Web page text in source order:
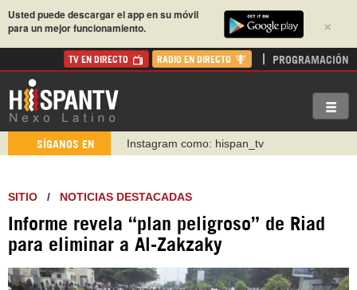
×
Usted puede descargar el app en su móvil
para un mejor funcionamiento.
TV EN DIRECTO RADIO EN DIRECTO PROGRAMACIÓN
SÍGANOS EN Instagram como: hispan_tv
https://www.facebook.com/Nexolatino.Canal
http://twitter.com/nexo_latino
https://t.me/hispantvcanal
https://urmedium.com/c/hispantv
WhatsApp y Viber: +98 921 79 29 404
SITIO / NOTICIAS DESTACADAS
Informe revela “plan peligroso” de Riad
para eliminar a Al-Zakzaky